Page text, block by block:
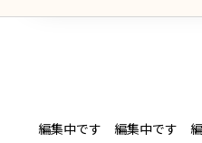
編集中です 編集中です